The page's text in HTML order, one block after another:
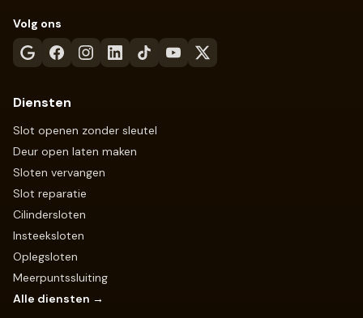
Volg ons
Diensten
Slot openen zonder sleutel
Deur open laten maken
Sloten vervangen
Slot reparatie
Cilindersloten
Insteeksloten
Oplegsloten
Meerpuntssluiting
Alle diensten →